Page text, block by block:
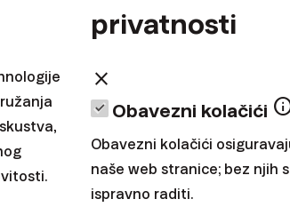
privatnosti
close
Obavezni kolačići
Obavezni kolačići
naše web stranice; bez njih
ispravno raditi.